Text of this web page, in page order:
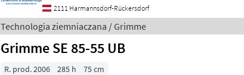
2111 Harmannsdorf-Rückersdorf
Technologia ziemniaczana / Grimme
Grimme SE 85-55 UB
R. prod. 2006 285 h 75 cm